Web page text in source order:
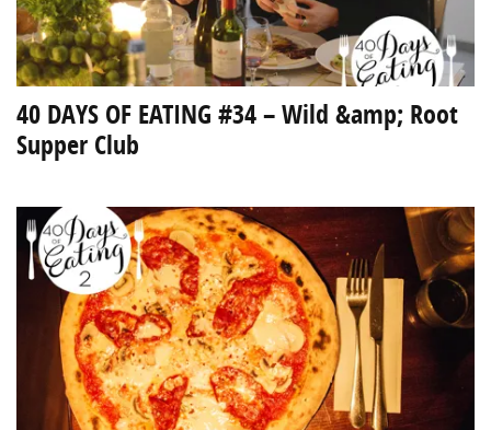
40 DAYS OF EATING #34 – Wild &amp; Root
Supper Club